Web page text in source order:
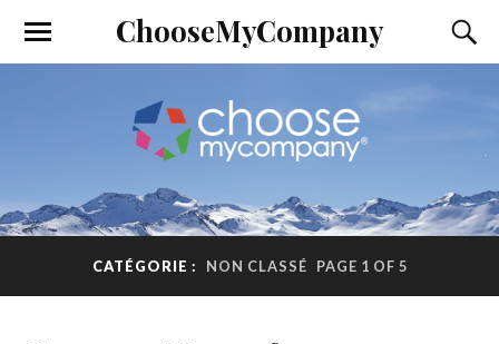
ChooseMyCompany
CATÉGORIE : NON CLASSÉ PAGE 1 OF 5